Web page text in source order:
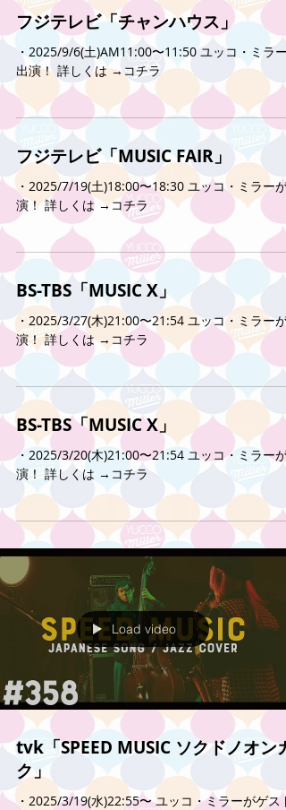
フジテレビ「チャンハウス」
・2025/9/6(土)AM11:00〜11:50 ユッコ・ミラー
出演！ 詳しくは →コチラ
フジテレビ「MUSIC FAIR」
・2025/7/19(土)18:00〜18:30 ユッコ・ミラーが
演！ 詳しくは →コチラ
BS-TBS「MUSIC X」
・2025/3/27(木)21:00〜21:54 ユッコ・ミラーが
演！ 詳しくは →コチラ
BS-TBS「MUSIC X」
・2025/3/20(木)21:00〜21:54 ユッコ・ミラーが
演！ 詳しくは →コチラ
Load video
tvk「SPEED MUSIC ソクドノオンガ
ク」
・2025/3/19(水)22:55〜 ユッコ・ミラーがゲスト